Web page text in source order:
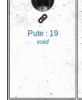
Pute : 19
void